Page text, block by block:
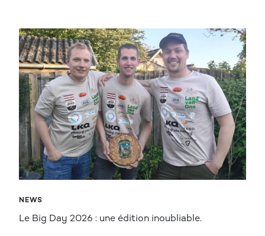
NEWS
Le Big Day 2026 : une édition inoubliable.